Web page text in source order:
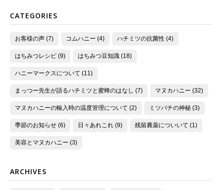
CATEGORIES
お客様の声 (7) コムハニー (4) ハチミツの抗菌性 (4)
はちみつレシピ (9) はちみつ豆知識 (18)
ハニーマークスについて (11)
まっつー先生が語るハチミツと蜜蜂のはなし (7) マヌカハニー (32)
マヌカハニーの輸入時の温度管理について (2) ミツバチの神秘 (3)
季節のお知らせ (6) 日々あれこれ (9) 残留農薬についいて (1)
美容とマヌカハニー (3)
ARCHIVES